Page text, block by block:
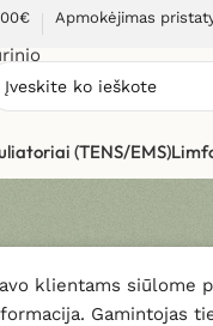
Apmokėjimas
(TENS/EMS)
klientams siūlome
Gamintojas